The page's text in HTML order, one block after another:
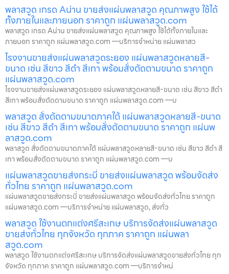
พลาสวูด เกรด Aน่าน ขายส่งแผ่นพลาสวูด คุณภาพสูง ใช้ได้
ทั้งภายในและภายนอก ราคาถูก แผ่นพลาสวูด.com
พลาสวูด เกรด Aน่าน ขายส่งแผ่นพลาสวูด คุณภาพสูง ใช้ได้ทั้งภายในและ
ภายนอก ราคาถูก แผ่นพลาสวูด.com —บริการจำหน่าย แผ่นพลาสว
โรงงานขายส่งแผ่นพลาสวูดระยอง แผ่นพลาสวูดหลายสี-
ขนาด เช่น สีขาว สีดำ สีเทา พร้อมสั่งตัดตามขนาด ราคาถูก
แผ่นพลาสวูด.com
โรงงานขายส่งแผ่นพลาสวูดระยอง แผ่นพลาสวูดหลายสี-ขนาด เช่น สีขาว สีดำ
สีเทา พร้อมสั่งตัดตามขนาด ราคาถูก แผ่นพลาสวูด.com —บ
พลาสวูด สั่งตัดตามขนาดภาคใต้ แผ่นพลาสวูดหลายสี-ขนาด
เช่น สีขาว สีดำ สีเทา พร้อมสั่งตัดตามขนาด ราคาถูก แผ่นพ
ลาสวูด.com
พลาสวูด สั่งตัดตามขนาดภาคใต้ แผ่นพลาสวูดหลายสี-ขนาด เช่น สีขาว สีดำ สี
เทา พร้อมสั่งตัดตามขนาด ราคาถูก แผ่นพลาสวูด.com —บ
แผ่นพลาสวูดขายส่งกระบี่ ขายส่งแผ่นพลาสวูด พร้อมจัดส่ง
ทั่วไทย ราคาถูก แผ่นพลาสวูด.com
แผ่นพลาสวูดขายส่งกระบี่ ขายส่งแผ่นพลาสวูด พร้อมจัดส่งทั่วไทย ราคาถูก
แผ่นพลาสวูด.com —บริการจำหน่าย แผ่นพลาสวูด, ส่งทั่ว
พลาสวูด ใช้งานตกแต่งศรีสะเกษ บริการจัดส่งแผ่นพลาสวูด
ขายส่งทั่วไทย ทุกจังหวัด ทุกภาค ราคาถูก แผ่นพลา
สวูด.com
พลาสวูด ใช้งานตกแต่งศรีสะเกษ บริการจัดส่งแผ่นพลาสวูดขายส่งทั่วไทย ทุก
จังหวัด ทุกภาค ราคาถูก แผ่นพลาสวูด.com —บริการจำหน่